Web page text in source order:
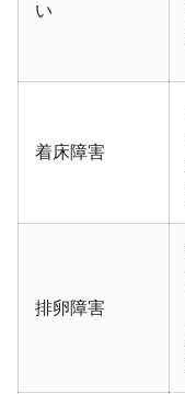
い
着床障害
排卵障害